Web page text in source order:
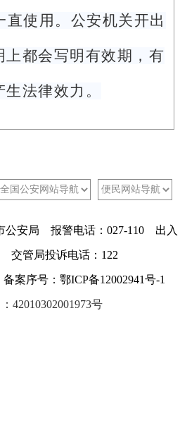
直使用。公安机关开出
上都会写明有效期，有
法律效力。
公安局 报警电话：027-110 出入
交管局投诉电话：122
案序号：鄂ICP备12002941号-1
42010302001973号